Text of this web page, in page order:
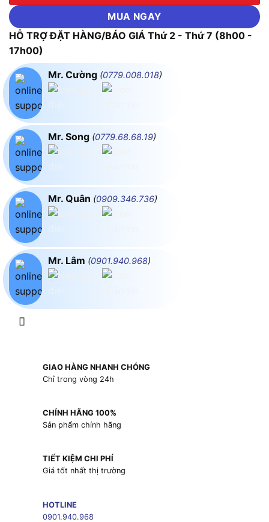
MUA NGAY
HỖ TRỢ ĐẶT HÀNG/BÁO GIÁ Thứ 2 - Thứ 7 (8h00 -
17h00)
Mr. Cường (0779.008.018)
Mr. Song (0779.68.68.19)
Mr. Quân (0909.346.736)
Mr. Lâm (0901.940.968)
GIAO HÀNG NHANH CHÓNG
Chỉ trong vòng 24h
CHÍNH HÃNG 100%
Sản phẩm chính hãng
TIẾT KIỆM CHI PHÍ
Giá tốt nhất thị trường
HOTLINE
0901.940.968